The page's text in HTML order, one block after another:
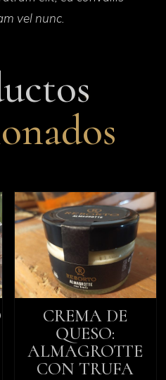
vel nunc.
CREMA DE
QUESO:
ALMAGROTTE
CON TRUFA